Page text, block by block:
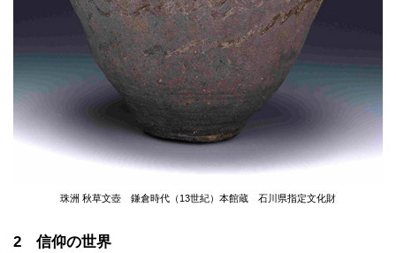
珠洲 秋草文壺 鎌倉時代（13世紀）本館蔵 石川県指定文化財
2 信仰の世界